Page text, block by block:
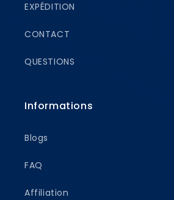
EXPÉDITION
CONTACT
QUESTIONS
Informations
Blogs
FAQ
Affiliation